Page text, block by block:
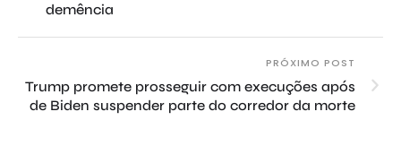
demência
PRÓXIMO POST
Trump promete prosseguir com execuções após
de Biden suspender parte do corredor da morte